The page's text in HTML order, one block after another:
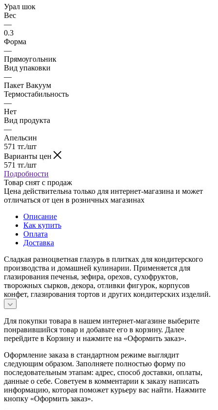
Урал шок
Вес
—
0.3
Форма
—
Прямоугольник
Вид упаковки
—
Пакет Вакуум
Термостабильность
—
Нет
Вид продукта
—
Апельсин
571 тг./шт
Варианты цен
571 тг./шт
Подробности
Товар снят с продаж
Цена действительна только для интернет-магазина и может
отличаться от цен в розничных магазинах
Описание
Как купить
Оплата
Доставка
Сладкая разноцветная глазурь в плитках для кондитерского
производства и домашней кулинарии. Применяется для
глазирования печенья, зефира, орехов, сухофруктов,
творожных сырков, декора, отливки фигурок, корпусов
конфет, глазирования тортов и других кондитерских изделий.
Для покупки товара в нашем интернет-магазине выберите
понравившийся товар и добавьте его в корзину. Далее
перейдите в Корзину и нажмите на «Оформить заказ».
Оформление заказа в стандартном режиме выглядит
следующим образом. Заполняете полностью форму по
последовательным этапам: адрес, способ доставки, оплаты,
данные о себе. Советуем в комментарии к заказу написать
информацию, которая поможет курьеру вас найти. Нажмите
кнопку «Оформить заказ».